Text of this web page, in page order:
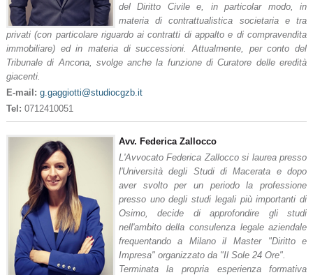
del Diritto Civile e, in particolar modo, in
materia di contrattualistica societaria e tra
privati (con particolare riguardo ai contratti di appalto e di compravendita
immobiliare) ed in materia di successioni. Attualmente, per conto del
Tribunale di Ancona, svolge anche la funzione di Curatore delle eredità
giacenti.
E-mail: g.gaggiotti@studiocgzb.it
Tel: 0712410051
Avv. Federica Zallocco
L'Avvocato Federica Zallocco si laurea presso
l'Università degli Studi di Macerata e dopo
aver svolto per un periodo la professione
presso uno degli studi legali più importanti di
Osimo, decide di approfondire gli studi
nell'ambito della consulenza legale aziendale
frequentando a Milano il Master "Diritto e
Impresa" organizzato da "Il Sole 24 Ore".
Terminata la propria esperienza formativa